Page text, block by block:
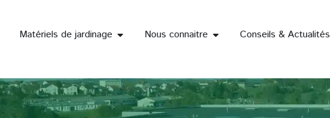
Matériels de jardinage OUVRIR MATÉRIELS DE JARDINAGE
Nous connaitre OUVRIR NOUS CONNAITRE
Conseils & Actualités